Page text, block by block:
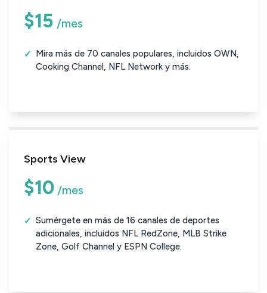
$15 /mes
Mira más de 70 canales populares, incluidos OWN,
Cooking Channel, NFL Network y más.
Sports View
$10 /mes
Sumérgete en más de 16 canales de deportes
adicionales, incluidos NFL RedZone, MLB Strike
Zone, Golf Channel y ESPN College.